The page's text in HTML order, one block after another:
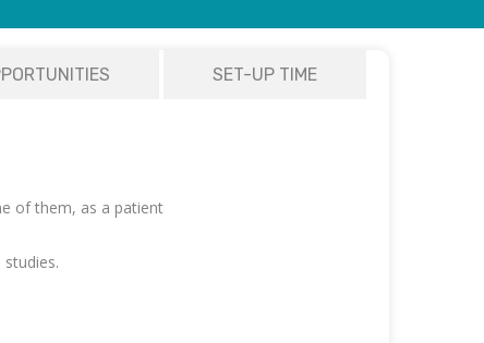
SET-UP TIME
of them, as a patient